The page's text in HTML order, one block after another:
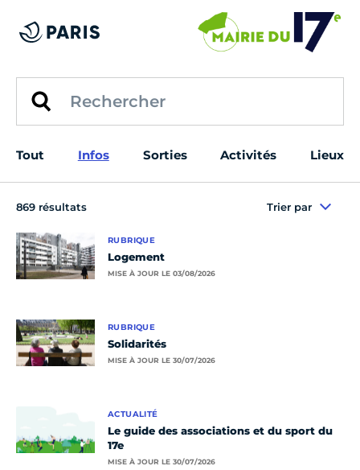
Tout Infos Sorties Activités Lieux
869 résultats Trier par
RUBRIQUE
Logement
MISE À JOUR LE 03/08/2026
RUBRIQUE
Solidarités
MISE À JOUR LE 30/07/2026
ACTUALITÉ
Le guide des associations et du sport du
17e
MISE À JOUR LE 30/07/2026